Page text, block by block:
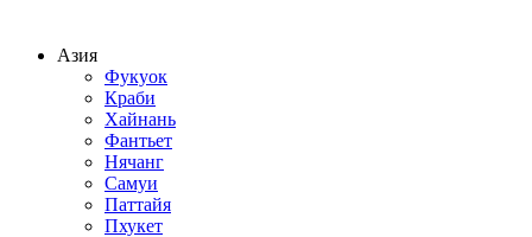
Азия
Фукуок
Краби
Хайнань
Фантьет
Нячанг
Самуи
Паттайя
Пхукет